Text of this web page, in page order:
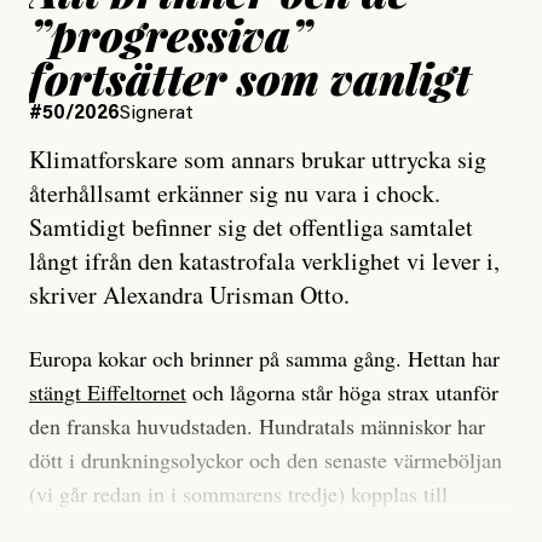
”progressiva”
fortsätter som vanligt
#50/2026Signerat
Klimatforskare som annars brukar uttrycka sig
återhållsamt erkänner sig nu vara i chock.
Samtidigt befinner sig det offentliga samtalet
långt ifrån den katastrofala verklighet vi lever i,
skriver Alexandra Urisman Otto.
Europa kokar och brinner på samma gång. Hettan har
stängt Eiffeltornet och lågorna står höga strax utanför
den franska huvudstaden. Hundratals människor har
dött i drunkningsolyckor och den senaste värmeböljan
(vi går redan in i sommarens tredje) kopplas till